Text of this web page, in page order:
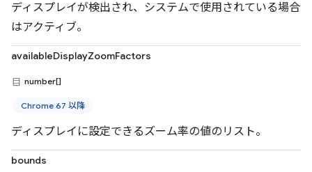
ディスプレイが検出され、システムで使用されている場合
はアクティブ。
availableDisplayZoomFactors
number[]
Chrome 67 以降
ディスプレイに設定できるズーム率の値のリスト。
bounds